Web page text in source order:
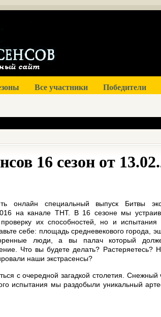
Все участники Победители
16 сезон от
онлайн специальный выпуск Битвы
на канале ТНТ. В 16 сезоне мы
их способностей, но и испытания
себе: площадь средневекового города,
люди, а вы палач который
Что вы будете делать? Растеряетесь?
наши экстрасенсы?
с очередной загадкой столетия. Снежный
испытания мы раздобыли уникальный